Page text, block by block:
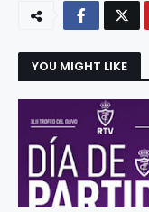
YOU MIGHT LIKE